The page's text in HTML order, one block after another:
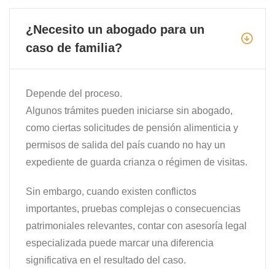
¿Necesito un abogado para un
caso de familia?
Depende del proceso.
Algunos trámites pueden iniciarse sin abogado,
como ciertas solicitudes de pensión alimenticia y
permisos de salida del país cuando no hay un
expediente de guarda crianza o régimen de visitas.
Sin embargo, cuando existen conflictos
importantes, pruebas complejas o consecuencias
patrimoniales relevantes, contar con asesoría legal
especializada puede marcar una diferencia
significativa en el resultado del caso.